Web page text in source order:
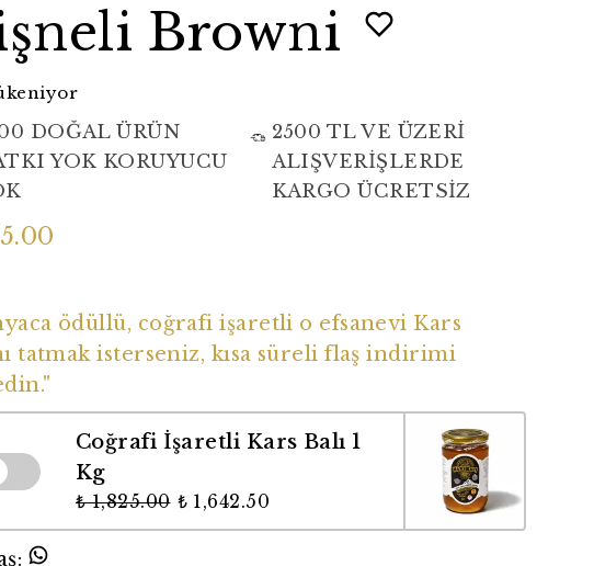
Browni
DOĞAL ÜRÜN
YOK KORUYUCU
2500 TL VE ÜZERİ
ALIŞVERİŞLERDE
KARGO ÜCRETSİZ
ödüllü, coğrafi işaretli o efsanevi Kars
tatmak isterseniz, kısa süreli flaş indirimi
Coğrafi İşaretli Kars Balı 1
Kg
₺ 1,825.00 ₺ 1,642.50
: